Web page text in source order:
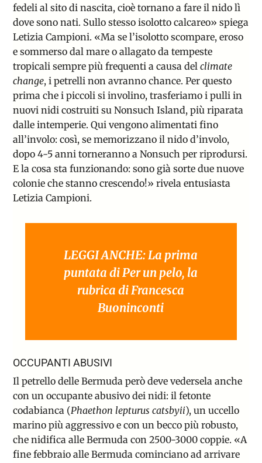
fedeli al sito di nascita, cioè tornano a fare il nido lì
dove sono nati. Sullo stesso isolotto calcareo» spiega
Letizia Campioni. «Ma se l’isolotto scompare, eroso
e sommerso dal mare o allagato da tempeste
tropicali sempre più frequenti a causa delclimate
change, i petrelli non avranno chance. Per questo
prima che i piccoli si involino, trasferiamo i pulli in
nuovi nidi costruiti su Nonsuch Island, più riparata
dalle intemperie. Qui vengono alimentati fino
all’involo: così, se memorizzano il nido d’involo,
dopo 4-5 anni torneranno a Nonsuch per riprodursi.
E la cosa sta funzionando: sono già sorte due nuove
colonie che stanno crescendo!» rivela entusiasta
Letizia Campioni.
LEGGI ANCHE: La prima
puntata diPer un pelo, la
rubrica di Francesca
Buoninconti
OCCUPANTI ABUSIVI
Il petrello delle Bermuda però deve vedersela anche
con un occupante abusivo dei nidi: il fetonte
codabianca (Phaethon lepturus catsbyii), un uccello
marino più aggressivo e con un becco più robusto,
che nidifica alle Bermuda con 2500-3000 coppie. «A
fine febbraio alle Bermuda cominciano ad arrivare